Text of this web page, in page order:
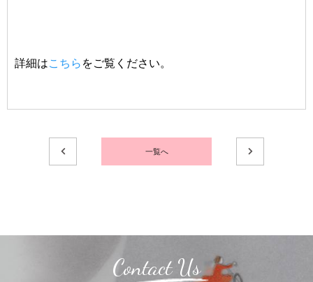
詳細はこちら をご覧ください。
一覧へ
Contact Us